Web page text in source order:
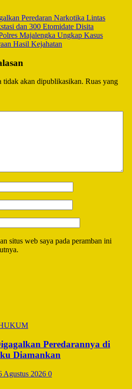
Peredaran Narkotika Lintas
dan 300 Etomidate Disita
Majalengka Ungkap Kasus
Hasil Kejahatan
tidak akan dipublikasikan. Ruas yang
situs web saya pada peramban ini
Peredarannya di
Diamankan
Agustus 2026 0